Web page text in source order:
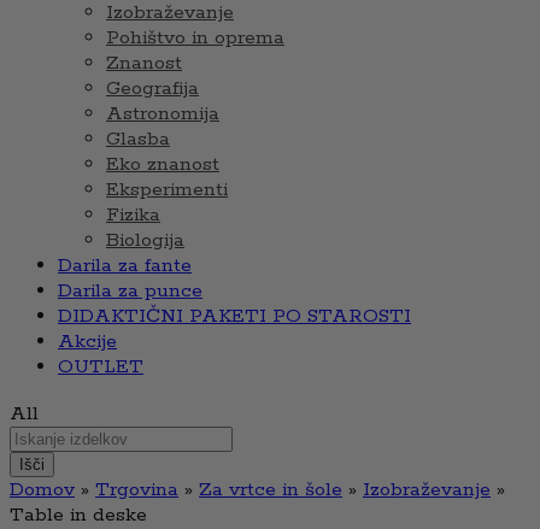
Izobraževanje
Pohištvo in oprema
Znanost
Geografija
Astronomija
Glasba
Eko znanost
Eksperimenti
Fizika
Biologija
Darila za fante
Darila za punce
DIDAKTIČNI PAKETI PO STAROSTI
Akcije
OUTLET
All
Išči
Domov » Trgovina » Za vrtce in šole » Izobraževanje »
Table in deske